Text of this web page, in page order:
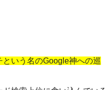
という名のGoogle神への巡